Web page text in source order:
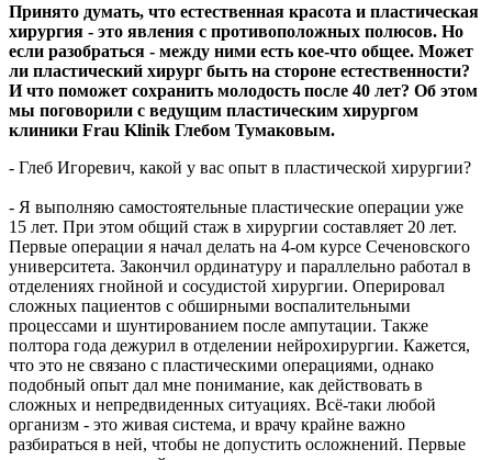
Принято думать, что естественная красота и пластическая
хирургия - это явления с противоположных полюсов. Но
если разобраться - между ними есть кое-что общее. Может
ли пластический хирург быть на стороне естественности?
И что поможет сохранить молодость после 40 лет? Об этом
мы поговорили с ведущим пластическим хирургом
клиники Frau Klinik Глебом Тумаковым.
- Глеб Игоревич, какой у вас опыт в пластической хирургии?
- Я выполняю самостоятельные пластические операции уже
15 лет. При этом общий стаж в хирургии составляет 20 лет.
Первые операции я начал делать на 4-ом курсе Сеченовского
университета. Закончил ординатуру и параллельно работал в
отделениях гнойной и сосудистой хирургии. Оперировал
сложных пациентов с обширными воспалительными
процессами и шунтированием после ампутации. Также
полтора года дежурил в отделении нейрохирургии. Кажется,
что это не связано с пластическими операциями, однако
подобный опыт дал мне понимание, как действовать в
сложных и непредвиденных ситуациях. Всё-таки любой
организм - это живая система, и врачу крайне важно
разбираться в ней, чтобы не допустить осложнений. Первые